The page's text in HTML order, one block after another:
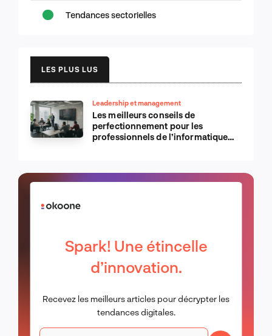
Tendances sectorielles
LES PLUS LUS
Leadership et management
Les meilleurs conseils de
perfectionnement pour les
professionnels de l’informatique
Spark! Une étincelle
d’innovation.
Recevez les meilleurs articles pour décrypter les
tendances digitales.